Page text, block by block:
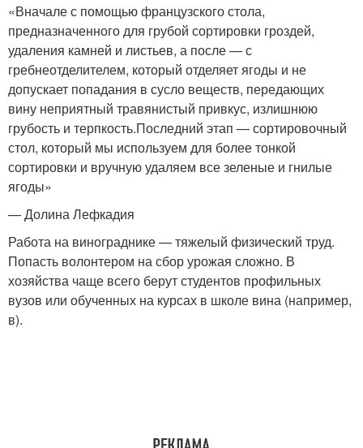
«Вначале с помощью французского стола,
предназначенного для грубой сортировки гроздей,
удаления камней и листьев, а после — с
гребнеотделителем, который отделяет ягоды и не
допускает попадания в сусло веществ, передающих
вину неприятный травянистый привкус, излишнюю
грубость и терпкость.Последний этап — сортировочный
стол, который мы используем для более тонкой
сортировки и вручную удаляем все зеленые и гнилые
ягоды»
— Долина Лефкадия
Работа на винограднике — тяжелый физический труд.
Попасть волонтером на сбор урожая сложно. В
хозяйства чаще всего берут студентов профильных
вузов или обученных на курсах в школе вина (например,
в).